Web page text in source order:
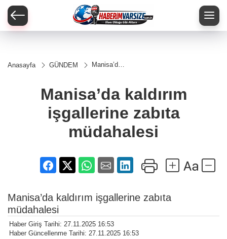
Anasayfa GÜNDEM
Manisa’da
zabıta
müdahalesi
Manisa’da kaldırım
işgallerine zabıta
müdahalesi
Manisa’da kaldırım işgallerine zabıta
müdahalesi
Haber Giriş Tarihi: 27.11.2025 16:53
Haber Güncellenme Tarihi: 27.11.2025 16:53